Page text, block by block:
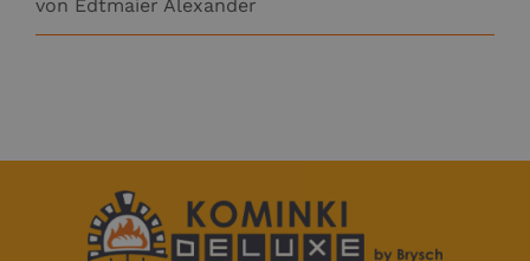
von Edtmaier Alexander